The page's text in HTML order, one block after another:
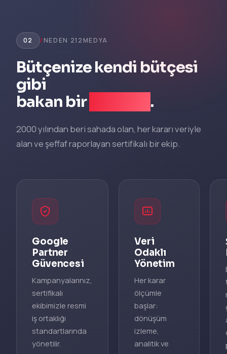
02 /NEDEN 212MEDYA
Bütçenize kendi bütçesi
gibi
bakan bir
.
2000 yılından beri sahada olan, her kararı veriyle
alan ve şeffaf raporlayan sertifikalı bir ekip.
Google
Partner
Güvencesi
Kampanyalarınız,
sertifikalı
ekibimizle resmi
iş ortaklığı
standartlarında
yönetilir.
Veri
Odaklı
Yönetim
Her karar
ölçümle
başlar:
dönüşüm
izleme,
analitik ve